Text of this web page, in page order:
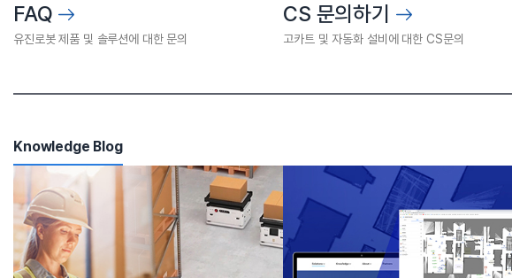
FAQ
유진로봇 제품 및 솔루션에 대한 문의
CS 문의하기
고카트 및 자동화 설비에 대한 CS문의
Knowledge Blog